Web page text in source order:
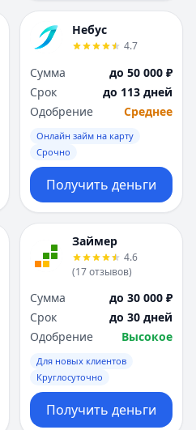
Небус
4.7
Сумма
до 50 000 ₽
Срок
до 113 дней
Одобрение
Среднее
Онлайн займ на карту
Срочно
Получить деньги
Займер
4.6
(17отзывов)
Сумма
до 30 000 ₽
Срок
до 30 дней
Одобрение
Высокое
Для новых клиентов
Круглосуточно
Получить деньги